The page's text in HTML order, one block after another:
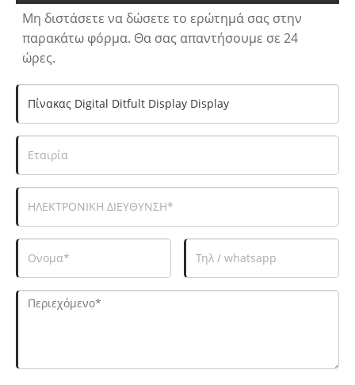
Μη διστάσετε να δώσετε το ερώτημά σας στην
παρακάτω φόρμα. Θα σας απαντήσουμε σε 24
ώρες.